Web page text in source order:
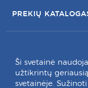
Ši svetainė
užtikrintų
svetainėje.
PREKIŲ
RAŠYKITE MUMS: